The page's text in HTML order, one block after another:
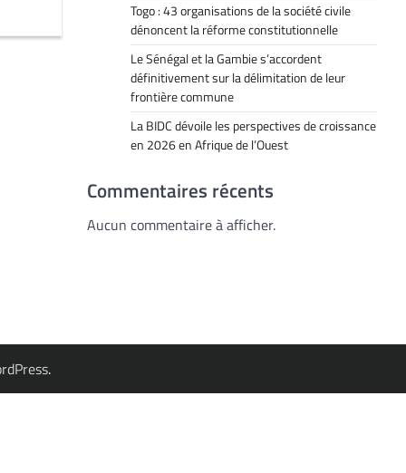
Togo : 43 organisations de la société civile
dénoncent la réforme constitutionnelle
Le Sénégal et la Gambie s’accordent
définitivement sur la délimitation de leur
frontière commune
La BIDC dévoile les perspectives de croissance
en 2026 en Afrique de l’Ouest
Commentaires récents
Aucun commentaire à afficher.
.